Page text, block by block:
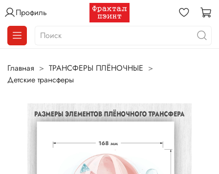
Профиль
Главная
ТРАНСФЕРЫ ПЛЁНОЧНЫЕ
Детские трансферы